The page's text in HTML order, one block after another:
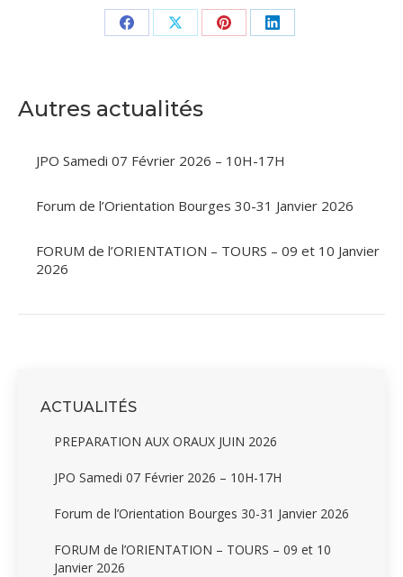
PartagerPartagerPartagerPartager
Autres actualités
JPO Samedi 07 Février 2026 – 10H-17H
Forum de l’Orientation Bourges 30-31 Janvier 2026
FORUM de l’ORIENTATION – TOURS – 09 et 10 Janvier
2026
ACTUALITÉS
PREPARATION AUX ORAUX JUIN 2026
JPO Samedi 07 Février 2026 – 10H-17H
Forum de l’Orientation Bourges 30-31 Janvier 2026
FORUM de l’ORIENTATION – TOURS – 09 et 10
Janvier 2026